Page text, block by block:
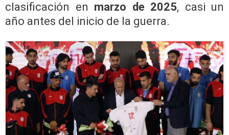
clasificación en marzo de 2025, casi un
año antes del inicio de la guerra.